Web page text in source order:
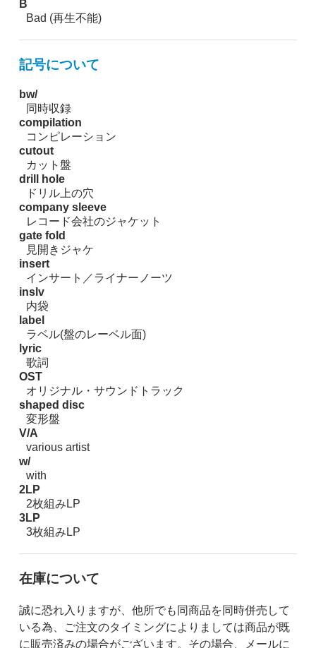
B
Bad (再生不能)
記号について
bw/
同時収録
compilation
コンピレーション
cutout
カット盤
drill hole
ドリル上の穴
company sleeve
レコード会社のジャケット
gate fold
見開きジャケ
insert
インサート／ライナーノーツ
inslv
内袋
label
ラベル(盤のレーベル面)
lyric
歌詞
OST
オリジナル・サウンドトラック
shaped disc
変形盤
V/A
various artist
w/
with
2LP
2枚組みLP
3LP
3枚組みLP
在庫について
誠に恐れ入りますが、他所でも同商品を同時併売して
いる為、ご注文のタイミングによりましては商品が既
に販売済みの場合がございます。その場合、メールに